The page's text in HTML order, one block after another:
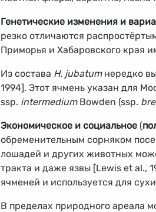
Генетические изменения и
резко отличаются
Приморья и Хабаровского края
Из состава Н. jubatumнередко
1994]. Этот ячмень указан для
ssp. intermediumBowden (ssp.
Экономическое и социальное (
обременительным сорняком
лошадей и других животных
тракта и даже язвы [Lewis et al.,
ячменей и используется для
В пределах природного ареала